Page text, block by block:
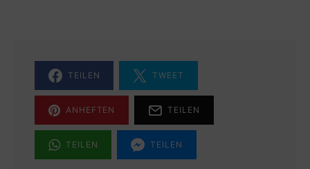
TEILEN TWEET
ANHEFTEN TEILEN
TEILEN TEILEN